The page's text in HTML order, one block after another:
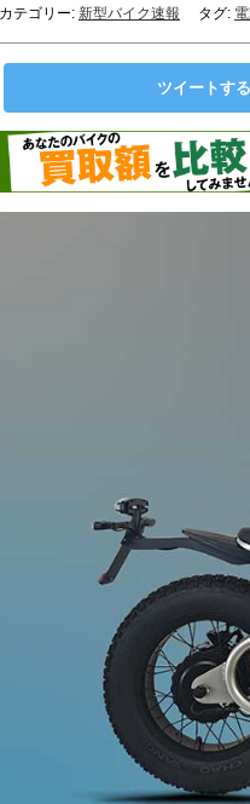
カテゴリー: 新型バイク速報 タグ:
ツイートする